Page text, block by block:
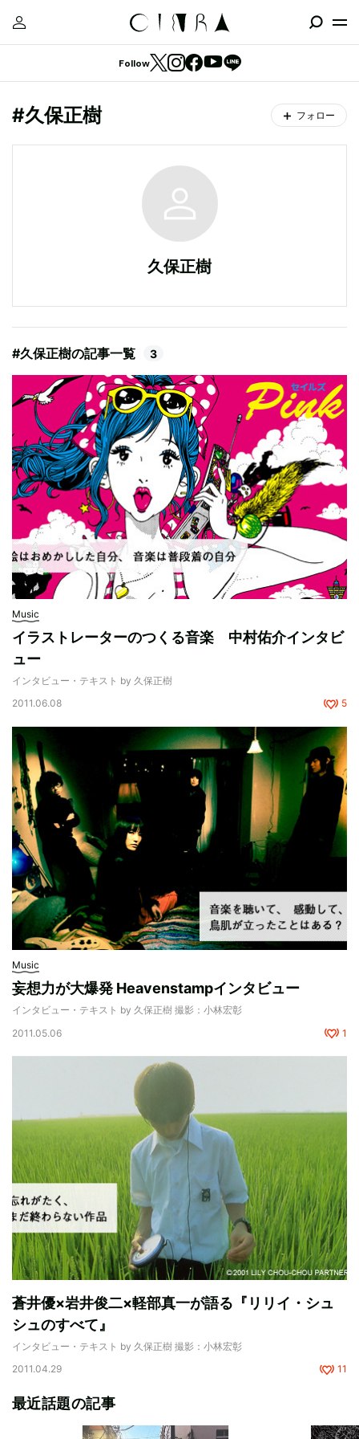
Follow
#久保正樹 フォロー
久保正樹
#久保正樹の記事一覧 3
Music
イラストレーターのつくる音楽 中村佑介インタビ
ュー
インタビュー・テキスト by 久保正樹
2011.06.08
5
Music
妄想力が大爆発 Heavenstampインタビュー
インタビュー・テキスト by 久保正樹 撮影：小林宏彰
2011.05.06
1
蒼井優×岩井俊二×軽部真一が語る『リリイ・シュ
シュのすべて』
インタビュー・テキスト by 久保正樹 撮影：小林宏彰
2011.04.29
11
最近話題の記事